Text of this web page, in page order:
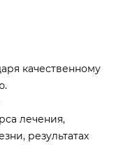
качественному
лечения,
результатах